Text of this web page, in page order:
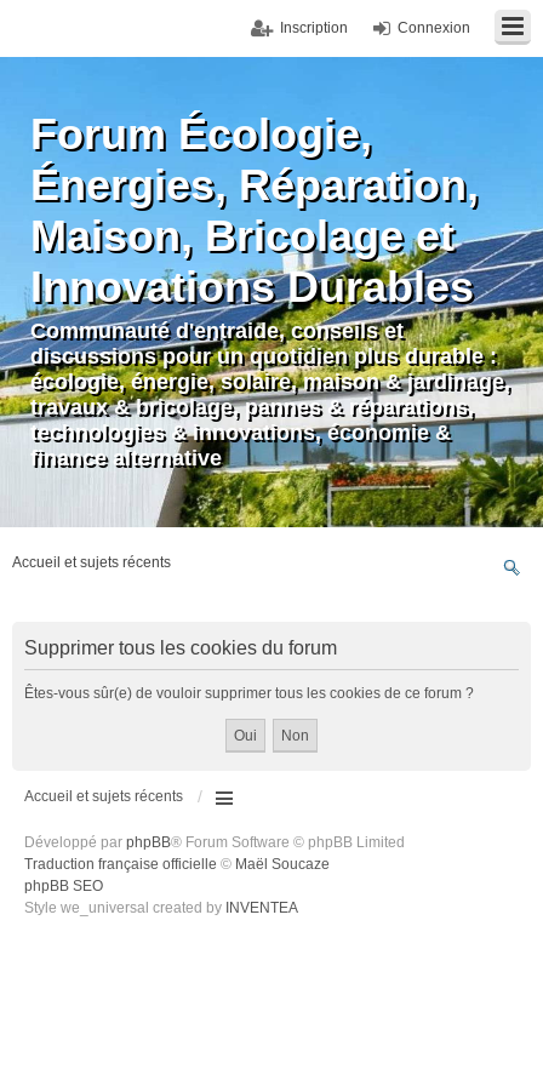
Connexion
Inscription
Forum Écologie,
Énergies, Réparation,
Maison, Bricolage et
Innovations Durables
Communauté d'entraide, conseils et
discussions pour un quotidien plus durable :
écologie, énergie, solaire, maison & jardinage,
travaux & bricolage, pannes & réparations,
technologies & innovations, économie &
finance alternative
Accueil et sujets récents
Supprimer tous les cookies du forum
Êtes-vous sûr(e) de vouloir supprimer tous les cookies de ce forum ?
Accueil et sujets récents
Développé par phpBB® Forum Software © phpBB Limited
Traduction française officielle © Maël Soucaze
phpBB SEO
Style we_universal created by INVENTEA